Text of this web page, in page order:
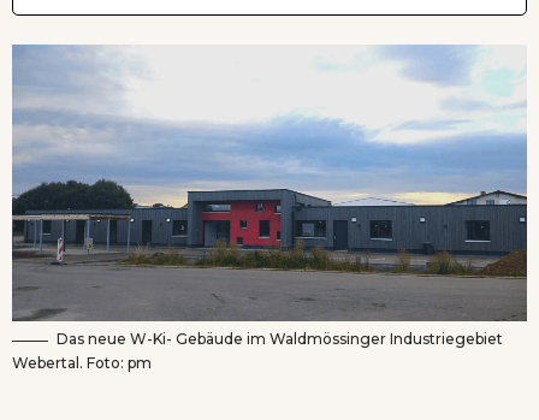
Das neue W-Ki- Gebäude im Waldmössinger Industriegebiet
Webertal. Foto: pm